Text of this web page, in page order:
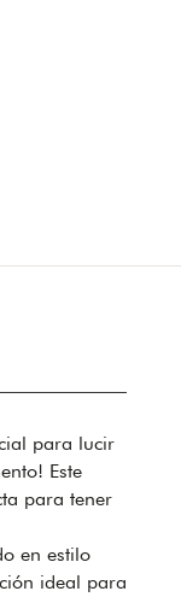
para lucir
Este
para tener
en estilo
ideal para